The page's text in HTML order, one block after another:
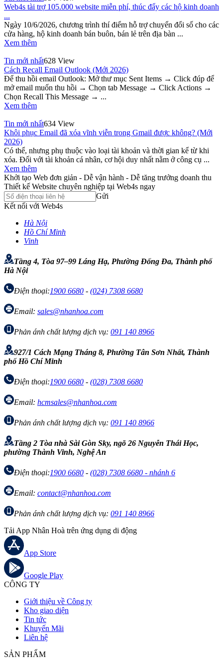
Web4s tài trợ 105.000 website miễn phí, thúc đẩy các hộ kinh doanh
...
Ngày 10/6/2026, chương trình thí điểm hỗ trợ chuyển đổi số cho các
cửa hàng, hộ kinh doanh bán buôn, bán lẻ trên địa bàn ...
Xem thêm
Tin mới nhất628 View
Cách Recall Email Outlook (Mới 2026)
Để thu hồi email Outlook: Mở thư mục Sent Items → Click đúp để
mở email muốn thu hồi → Chọn tab Message → Click Actions →
Chọn Recall This Message → ...
Xem thêm
Tin mới nhất634 View
Khôi phục Email đã xóa vĩnh viễn trong Gmail được không? (Mới
2026)
Có thể, nhưng phụ thuộc vào loại tài khoản và thời gian kể từ khi
xóa. Đối với tài khoản cá nhân, cơ hội duy nhất nằm ở công cụ ...
Xem thêm
Khởi tạo Web đơn giản - Dễ vận hành - Dễ tăng trưởng doanh thu
Thiết kế Website chuyên nghiệp tại Web4s ngay
Gửi
Kết nối với Web4s
Hà Nội
Hồ Chí Minh
Vinh
Tầng 4, Tòa 97–99 Láng Hạ, Phường Đống Đa, Thành phố
Hà Nội
Điện thoại:1900 6680 - (024) 7308 6680
Email: sales@nhanhoa.com
Phản ánh chất lượng dịch vụ: 091 140 8966
927/1 Cách Mạng Tháng 8, Phường Tân Sơn Nhất, Thành
phố Hồ Chí Minh
Điện thoại:1900 6680 - (028) 7308 6680
Email: hcmsales@nhanhoa.com
Phản ánh chất lượng dịch vụ: 091 140 8966
Tầng 2 Tòa nhà Sài Gòn Sky, ngõ 26 Nguyễn Thái Học,
phường Thành Vinh, Nghệ An
Điện thoại:1900 6680 - (028) 7308 6680 - nhánh 6
Email: contact@nhanhoa.com
Phản ánh chất lượng dịch vụ: 091 140 8966
Tải App Nhân Hoà trên ứng dụng di động
App Store
Google Play
CÔNG TY
Giới thiệu về Công ty
Kho giao diện
Tin tức
Khuyến Mãi
Liên hệ
SẢN PHẨM